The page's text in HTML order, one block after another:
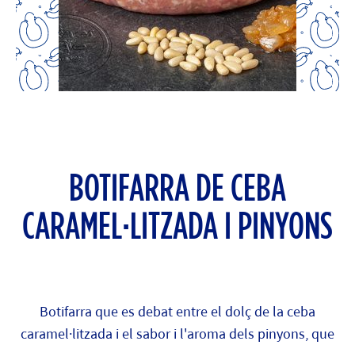
BOTIFARRA DE CEBA
CARAMEL·LITZADA I PINYONS
Botifarra que es debat entre el dolç de la ceba
caramel·litzada i el sabor i l'aroma dels pinyons, que